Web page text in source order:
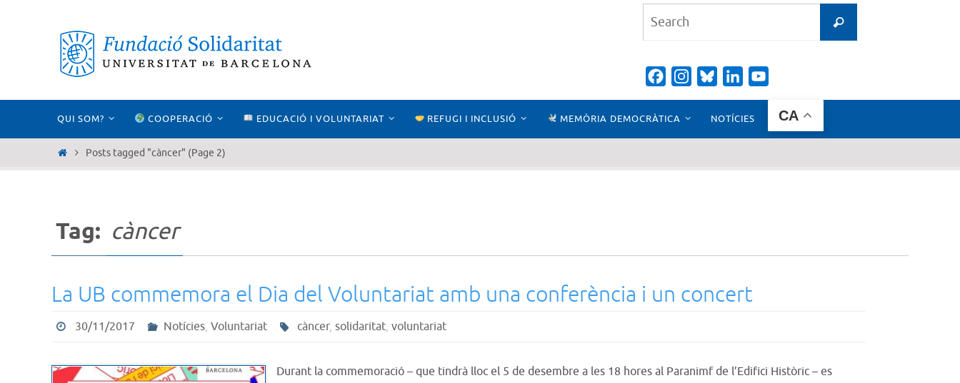
Search
FacebookInstagramBlueskyLinkedIn
content
QUI SOM? COOPERACIÓ EDUCACIÓ I VOLUNTARIAT REFUGI I INCLUSIÓ MEMÒRIA DEMOCRÀTICA NOTÍCIES CA
HomePosts tagged "càncer" (Page 2)
Tag: càncer
La UB commemora el Dia del Voluntariat amb una conferència i un concert
30/11/2017 Notícies, Voluntariat càncer,solidaritat,voluntariat
Durant la commemoració – que tindrà lloc el 5 de desembre a les 18 hores al Paranimf de l’Edifici Històric – es